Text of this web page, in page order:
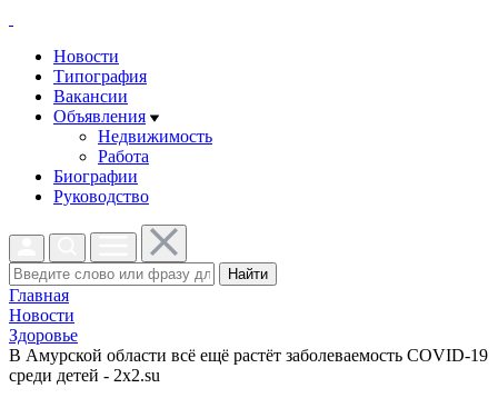
Новости
Типография
Вакансии
Объявления
Недвижимость
Работа
Биографии
Руководство
Найти
Главная
Новости
Здоровье
В Амурской области всё ещё растёт заболеваемость COVID-19
среди детей - 2x2.su